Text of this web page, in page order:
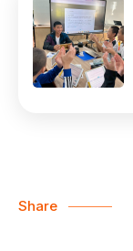
Share